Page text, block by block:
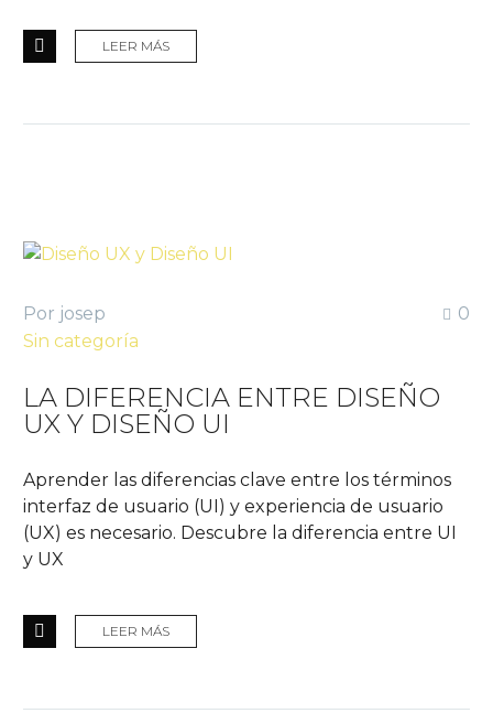
LEER MÁS
0
Por josep
Sin categoría
LA DIFERENCIA ENTRE DISEÑO
UX Y DISEÑO UI
Aprender las diferencias clave entre los términos
interfaz de usuario (UI) y experiencia de usuario
(UX) es necesario. Descubre la diferencia entre UI
y UX
LEER MÁS